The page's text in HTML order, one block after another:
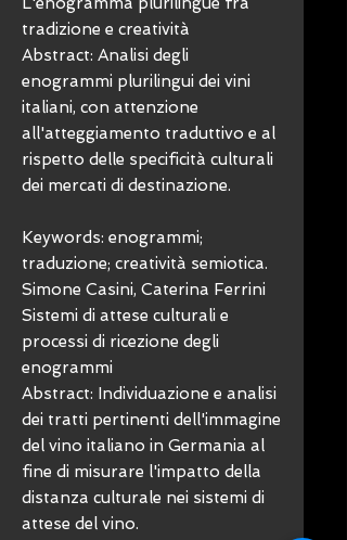
tradizione e creatività
Abstract: Analisi degli
enogrammi plurilingui dei vini
italiani, con attenzione
all'atteggiamento traduttivo e al
rispetto delle specificità culturali
dei mercati di destinazione.
Keywords: enogrammi;
traduzione; creatività semiotica.
Simone Casini, Caterina Ferrini
Sistemi di attese culturali e
processi di ricezione degli
enogrammi
Abstract: Individuazione e analisi
dei tratti pertinenti dell'immagine
del vino italiano in Germania al
fine di misurare l'impatto della
distanza culturale nei sistemi di
attese del vino.